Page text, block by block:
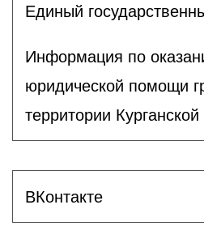
Единый
Информация по
юридической помощи
территории Курганской
ВКонтакте